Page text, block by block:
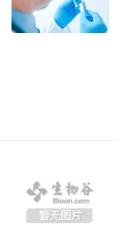
硫因专利配方多维度